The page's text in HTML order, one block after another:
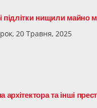
нищили майно
20 Травня, 2025
архітектора та інші